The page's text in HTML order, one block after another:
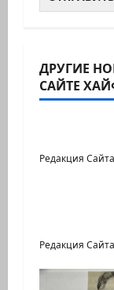
ДРУГИЕ
САЙТЕ
Редакция Сайта
Редакция Сайта